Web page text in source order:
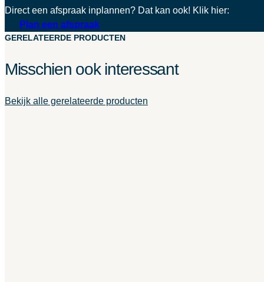
Direct een afspraak inplannen? Dat kan ook! Klik hier:
Plan een afspraak
GERELATEERDE PRODUCTEN
Misschien ook interessant
Bekijk alle gerelateerde producten